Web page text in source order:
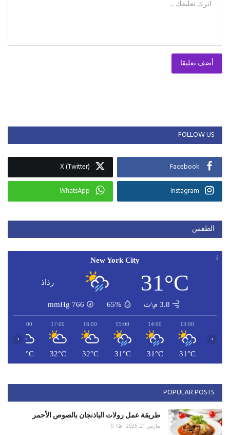
أضف تعليقا
FOLLOW US
Facebook
X (Twitter)
Instagram
WhatsApp
الطقس
New York City
31°C رذاذ
3.8 م\ث 65%
766
mmHg
13:00
31°C
14:00
31°C
15:00
31°C
16:00
32°C
17:00
32°C
18:00
31°C
‹ ›
POPULAR POSTS
طريقة عمل رولات الباذنجان بالصوص الأحمر
مارس 21, 2025 0